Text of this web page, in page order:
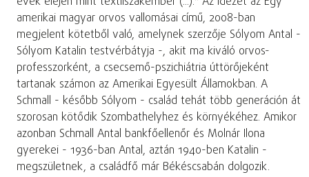
amerikai magyar orvos vallomásai című, 2008-ban
megjelent kötetből való, amelynek szerzője Sólyom Antal -
Sólyom Katalin testvérbátyja -, akit ma kiváló orvos-
professzorként, a csecsemő-pszichiátria úttörőjeként
tartanak számon az Amerikai Egyesült Államokban. A
Schmall - később Sólyom - család tehát több generáción át
szorosan kötődik Szombathelyhez és környékéhez. Amikor
azonban Schmall Antal bankfőellenőr és Molnár Ilona
gyerekei - 1936-ban Antal, aztán 1940-ben Katalin -
megszületnek, a családfő már Békéscsabán dolgozik.